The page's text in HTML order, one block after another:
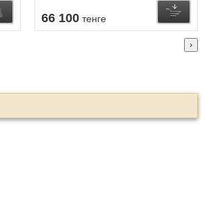
66 100 тенге
Узнать о поступлении Купить
›